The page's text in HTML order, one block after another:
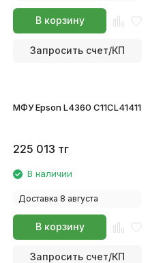
В корзину
Запросить счет/КП
МФУ Epson L4360 C11CL41411
225 013 тг
В наличии
Доставка 8 августа
В корзину
Запросить счет/КП